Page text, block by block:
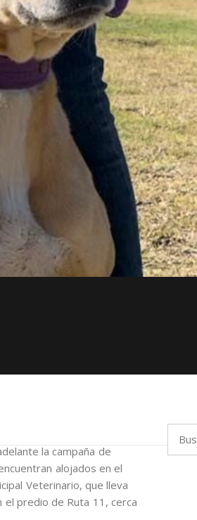
la campaña de
alojados en el
Veterinario, que lleva
predio de Ruta 11, cerca